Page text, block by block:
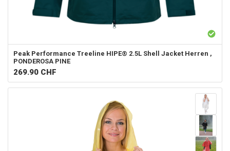
Peak Performance Treeline HIPE® 2.5L Shell Jacket Herren ,
PONDEROSA PINE
269.90 CHF